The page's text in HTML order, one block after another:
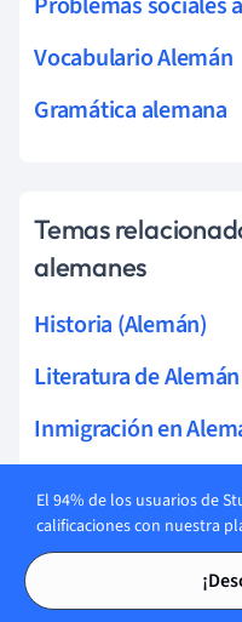
Vocabulario Alemán
Gramática alemana
Temas
alemanes
Historia (Alemán)
Literatura de Alemán
Inmigración en
Aprendizaje
Oportunidades
El 94% de los usuarios de
calificaciones con nuestra